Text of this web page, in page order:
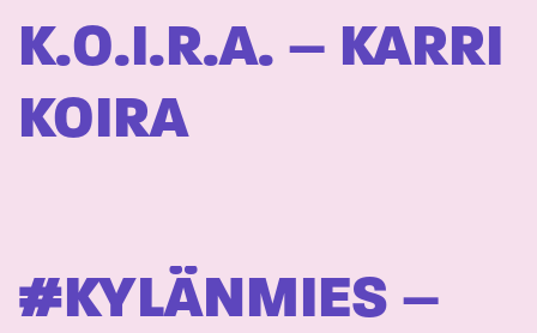
K.O.I.R.A. – KARRI
KOIRA
#KYLÄNMIES –